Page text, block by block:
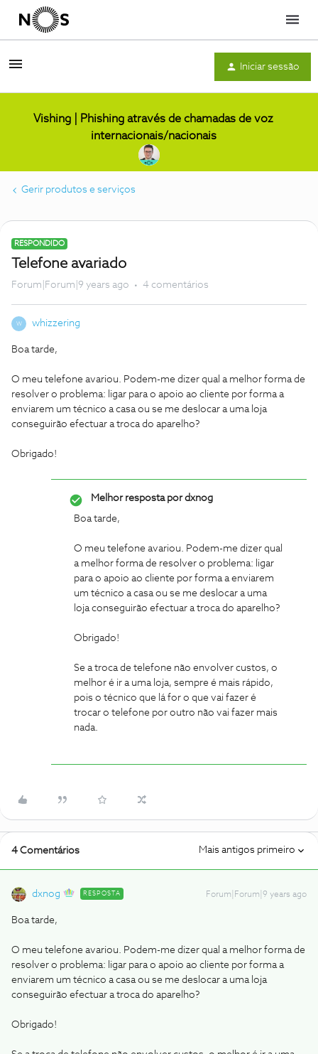
Menu
Iniciar sessão
Vishing | Phishing através de chamadas de voz
internacionais/nacionais
Gerir produtos e serviços
RESPONDIDO
Telefone avariado
Forum|Forum|9 years ago 4 comentários
W whizzering
Boa tarde,
O meu telefone avariou. Podem-me dizer qual a melhor forma de
resolver o problema: ligar para o apoio ao cliente por forma a
enviarem um técnico a casa ou se me deslocar a uma loja
conseguirão efectuar a troca do aparelho?
Obrigado!
Melhor resposta pordxnog
Boa tarde,
O meu telefone avariou. Podem-me dizer qual
a melhor forma de resolver o problema: ligar
para o apoio ao cliente por forma a enviarem
um técnico a casa ou se me deslocar a uma
loja conseguirão efectuar a troca do aparelho?
Obrigado!
Se a troca de telefone não envolver custos, o
melhor é ir a uma loja, sempre é mais rápido,
pois o técnico que lá for o que vai fazer é
trocar o telefone por outro não vai fazer mais
nada.
4 Comentários Mais antigos primeiro
dxnog RESPOSTA Forum|Forum|9 years ago
Boa tarde,
O meu telefone avariou. Podem-me dizer qual a melhor forma de
resolver o problema: ligar para o apoio ao cliente por forma a
enviarem um técnico a casa ou se me deslocar a uma loja
conseguirão efectuar a troca do aparelho?
Obrigado!